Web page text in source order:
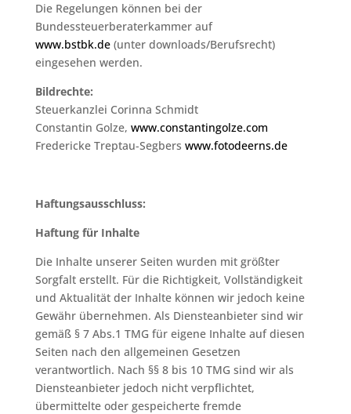
Die Regelungen können bei der
Bundessteuerberaterkammer auf
www.bstbk.de(unter downloads/Berufsrecht)
eingesehen werden.
Bildrechte:
Steuerkanzlei Corinna Schmidt
Constantin Golze, www.constantingolze.com
Fredericke Treptau-Segbers www.fotodeerns.de
Haftungsausschluss:
Haftung für Inhalte
Die Inhalte unserer Seiten wurden mit größter
Sorgfalt erstellt. Für die Richtigkeit, Vollständigkeit
und Aktualität der Inhalte können wir jedoch keine
Gewähr übernehmen. Als Diensteanbieter sind wir
gemäß § 7 Abs.1 TMG für eigene Inhalte auf diesen
Seiten nach den allgemeinen Gesetzen
verantwortlich. Nach §§ 8 bis 10 TMG sind wir als
Diensteanbieter jedoch nicht verpflichtet,
übermittelte oder gespeicherte fremde